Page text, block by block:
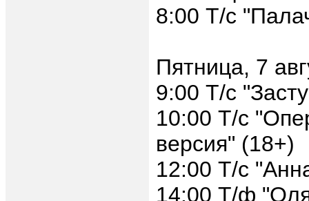
8:00 Т/с
Пятница, 7
9:00 Т/с
10:00 Т/с
версия" (18+)
12:00 Т/с
14:00 Т/ф